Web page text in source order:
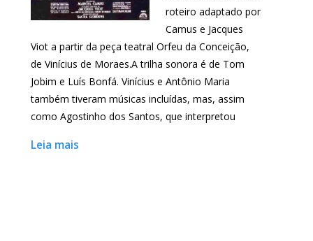
roteiro adaptado por
Camus e Jacques
Viot a partir da peça teatral Orfeu da Conceição,
de Vinícius de Moraes.A trilha sonora é de Tom
Jobim e Luís Bonfá. Vinícius e Antônio Maria
também tiveram músicas incluídas, mas, assim
como Agostinho dos Santos, que interpretou
Leia mais